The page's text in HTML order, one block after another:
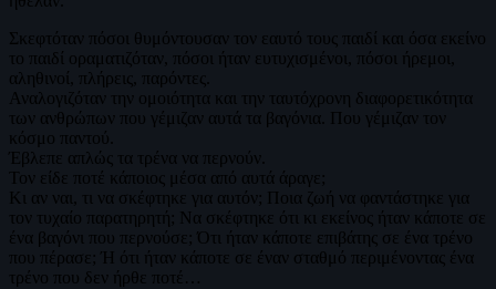
Σκεφτόταν πόσοι θυμόντουσαν τον εαυτό τους παιδί και όσα εκείνο
το παιδί οραματιζόταν, πόσοι ήταν ευτυχισμένοι, πόσοι ήρεμοι,
αληθινοί, πλήρεις, παρόντες.
Αναλογιζόταν την ομοιότητα και την ταυτόχρονη διαφορετικότητα
των ανθρώπων που γέμιζαν αυτά τα βαγόνια. Που γέμιζαν τον
κόσμο παντού.
Έβλεπε απλώς τα τρένα να περνούν.
Τον είδε ποτέ κάποιος μέσα από αυτά άραγε;
Κι αν ναι, τι να σκέφτηκε για αυτόν; Ποια ζωή να φαντάστηκε για
τον τυχαίο παρατηρητή; Να σκέφτηκε ότι κι εκείνος ήταν κάποτε σε
ένα βαγόνι που περνούσε; Ότι ήταν κάποτε επιβάτης σε ένα τρένο
που πέρασε; Ή ότι ήταν κάποτε σε έναν σταθμό περιμένοντας ένα
τρένο που δεν ήρθε ποτέ…